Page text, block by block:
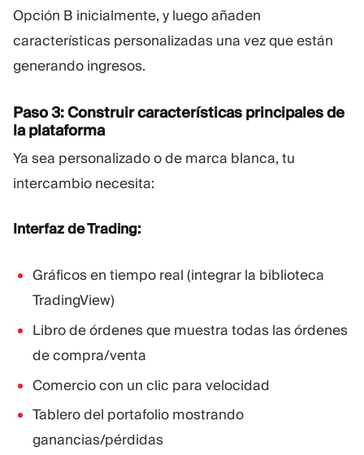
Opción B inicialmente, y luego añaden
características personalizadas una vez que están
generando ingresos.
Paso 3: Construir características principales de
la plataforma
Ya sea personalizado o de marca blanca, tu
intercambio necesita:
Interfaz de Trading:
Gráficos en tiempo real (integrar la biblioteca
TradingView)
Libro de órdenes que muestra todas las órdenes
de compra/venta
Comercio con un clic para velocidad
Tablero del portafolio mostrando
ganancias/pérdidas